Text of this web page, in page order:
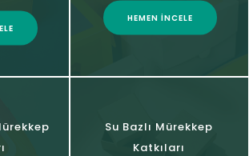
HEMEN İNCELE
Su Bazlı Mürekkep
Katkıları